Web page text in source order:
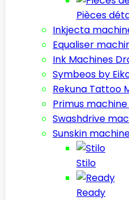
Pièces
Inkjecta
Equaliser
Ink Machines
Symbeos by
Rekuna Tattoo
Primus
Swashdrive
Sunskin
Stilo
Ready